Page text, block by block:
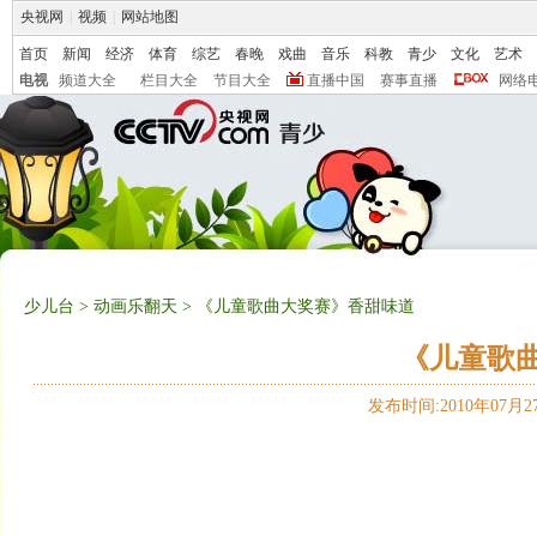
央视网 视频 网站地图
首页 新闻 经济 体育 综艺 春晚 戏曲 音乐 科教 青少 文化
艺术
电视
频道大全 栏目大全 节目大全 直播中国 赛事直播 网络
少儿台 > 动画乐翻天 > 《儿童歌曲大奖赛》香甜味道
《儿童歌
发布时间:2010年07月